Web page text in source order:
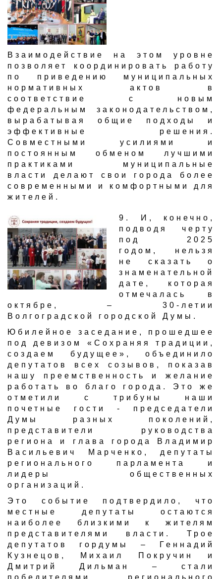
Взаимодействие на этом уровне
позволяет координировать работу
по приведению муниципальных
нормативных актов в
соответствие с новым
федеральным законодательством,
вырабатывая общие подходы и
эффективные решения.
Совместными усилиями и
постоянным обменом лучшими
практиками муниципальные
власти делают свои города более
современными и комфортными для
жителей.​
​9. И, конечно,
подводя черту
под 2025
годом, нельзя
не сказать о
знаменательной
дате, которая
отмечалась в
октябре, – 30-летии
Волгоградской городской Думы.
Юбилейное заседание, прошедшее
под девизом «Сохраняя традиции,
создаем будущее», объединило
депутатов всех созывов, показав
нашу преемственность и желание
работать во благо города. Это же
отметили с трибуны наши
почетные гости - председатели
Думы разных поколений,
представители руководства
региона и глава города Владимир
Васильевич Марченко, депутаты
регионального парламента и
лидеры общественных
организаций.
Это событие подтвердило, что
местные депутаты остаются
наиболее близкими к жителям
представителями власти. Трое
депутатов гордумы – Геннадий
Кузнецов, Михаил Покручин и
Дмитрий Дильман – стали
победителями регионального